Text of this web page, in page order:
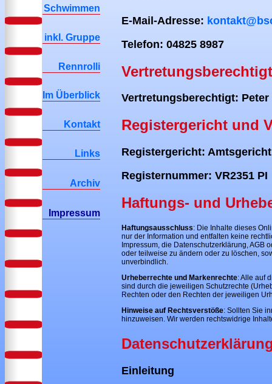
Schwimmen
inkl. Gruppe
Rennrolli
Im Überblick
Kontakt
Links
Archiv
Impressum
E-Mail-Adresse:
Telefon: 04825 8987
Vertretungsberechtigt: Peter
Registergericht und
Registergericht:
Registernummer: VR2351 PI
Haftungs- und
Haftungsausschluss: Die Inhalte dieses
nur der Information und entfalten keine
Impressum, die Datenschutzerklärung, AGB
oder teilweise zu ändern oder zu löschen,
unverbindlich.
Urheberrechte und Markenrechte: Alle auf
sind durch die jeweiligen Schutzrechte
Rechten oder den Rechten der jeweiligen
Hinweise auf Rechtsverstöße: Sollten Sie
hinzuweisen. Wir werden rechtswidrige
Einleitung